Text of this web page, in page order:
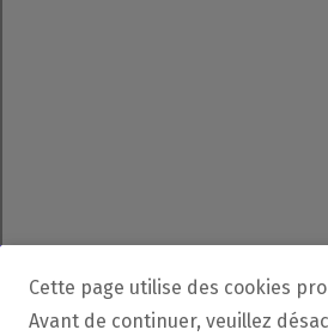
Cette page utilise des cookies
Avant de continuer, veuillez